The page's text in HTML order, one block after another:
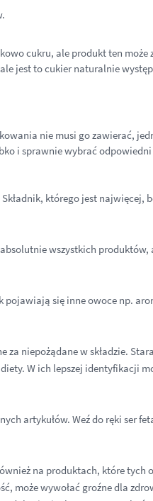
cukru, ale produkt ten
jest to cukier naturalnie
nie musi go zawierać,
i sprawnie wybrać
którego jest najwięcej,
wszystkich produktów,
się inne owoce np.
niepożądane w składzie.
W ich lepszej identyfikacji
artykułów. Weź do ręki ser
na produktach, które tych
może wywołać groźne dla